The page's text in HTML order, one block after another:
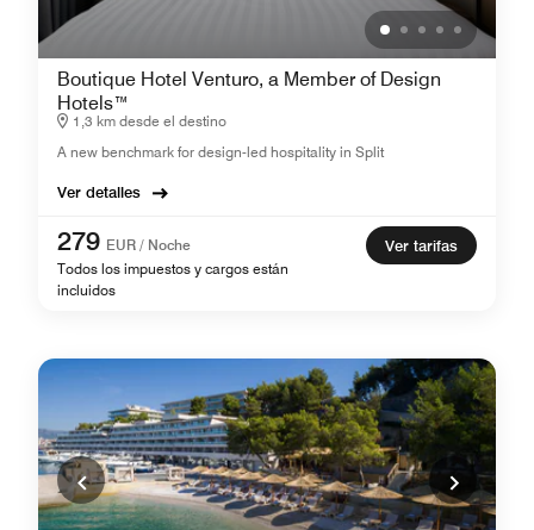
Boutique Hotel Venturo, a Member of Design
Hotels™
1,3 km desde el destino
A new benchmark for design-led hospitality in Split
Ver detalles
279 EUR / Noche
Todos los impuestos y cargos están
incluidos
Ver tarifas